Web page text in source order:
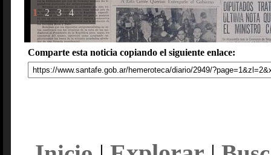
1 2 3 4
Comparte esta noticia copiando el siguiente enlace: